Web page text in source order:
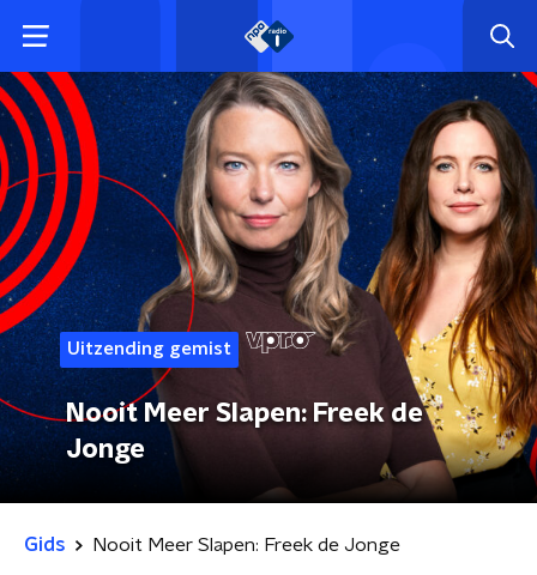
Uitzending gemist
Nooit Meer Slapen: Freek de
Jonge
Gids Nooit Meer Slapen: Freek de Jonge